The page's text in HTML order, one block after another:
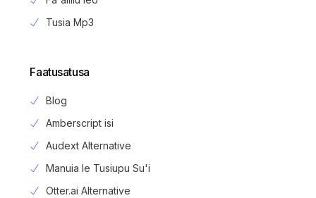
Tusia Mp3
Faatusatusa
Blog
Amberscript isi
Audext Alternative
Manuia le Tusiupu Su'i
Otter.ai Alternative